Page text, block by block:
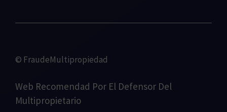
© FraudeMultipropiedad
Web Recomendad Por El Defensor Del
Multipropietario